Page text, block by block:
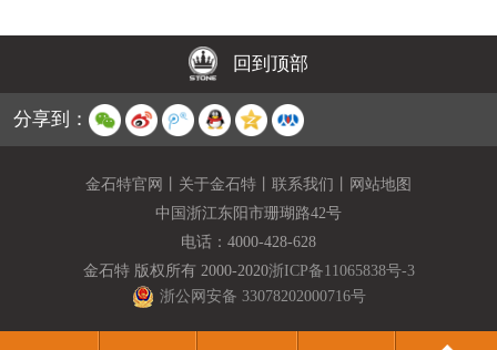
回到顶部
分享到：
金石特官网 关于金石特 联系我们
网站地图
中国浙江东阳市珊瑚路42号
电话： 4000-428-628
金石特 版权所有 2000-2020浙ICP备11065838号-3
浙公网安备 33078202000716号